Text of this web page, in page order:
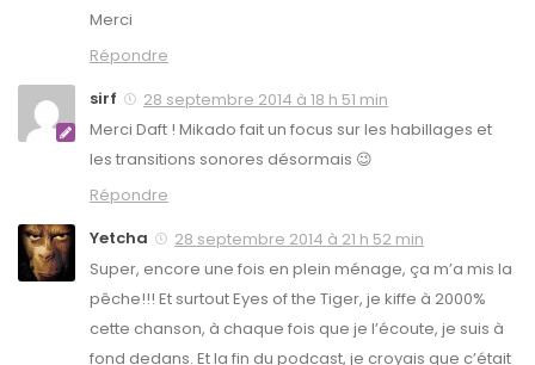
Merci
Répondre
sirf
28 septembre 2014 à 18 h 51 min
Merci Daft ! Mikado fait un focus sur les habillages et
les transitions sonores désormais 😉
Répondre
Yetcha
28 septembre 2014 à 21 h 52 min
Super, encore une fois en plein ménage, ça m’a mis la
pêche!!! Et surtout Eyes of the Tiger, je kiffe à 2000%
cette chanson, à chaque fois que je l’écoute, je suis à
fond dedans. Et la fin du podcast, je croyais que c’était